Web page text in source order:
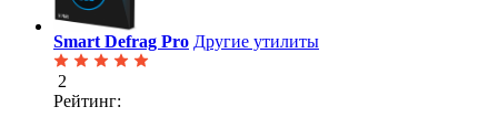
Smart Defrag Pro Другие утилиты
2
Рейтинг: